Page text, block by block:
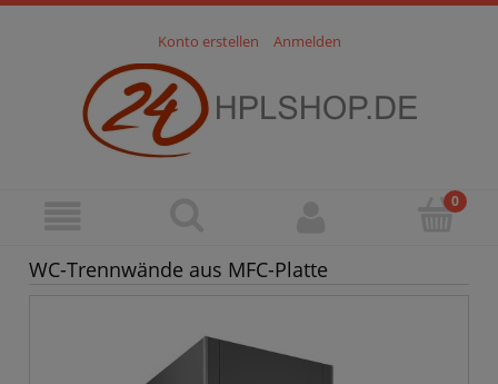
Konto erstellen Anmelden
WC-Trennwände aus MFC-Platte